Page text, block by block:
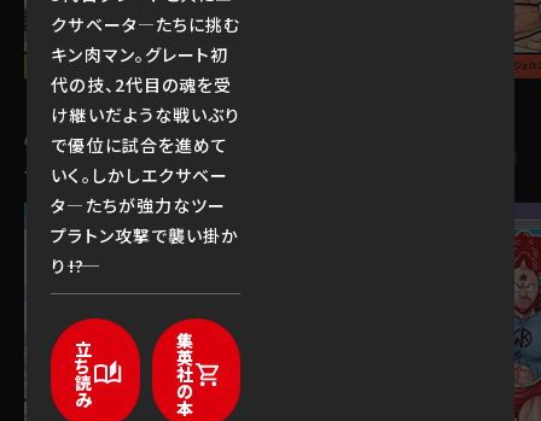
怪獣退治退治編＆超人オリンピッ
ク編 (9)
クサベータ―たちに挑む
キン肉マン。グレート初
代の技、2代目の魂を受
け継いだような戦いぶり
で優位に試合を進めて
いく。しかしエクサベー
タ―たちが強力なツー
プラトン攻撃で襲い掛か
り――!?
立
ち
読
み
集
英
社
の
本